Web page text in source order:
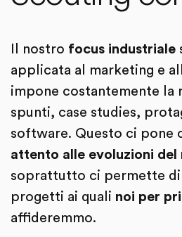
Il nostro focus industriale
applicata al marketing e
impone costantemente la
spunti, case studies,
software. Questo ci pone
attento alle evoluzioni
soprattutto ci permette
progetti ai quali noi per
affideremmo.